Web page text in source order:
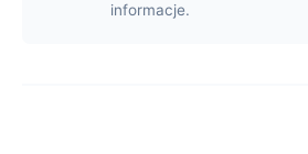
informacje.